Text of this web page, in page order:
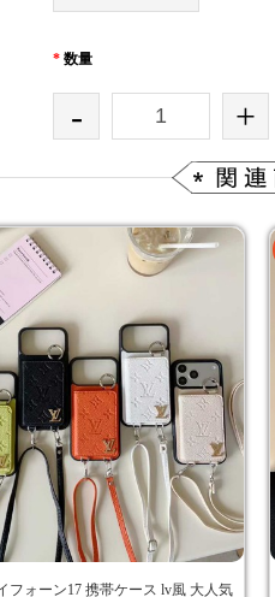
* 数量
- +
フォーン17 携帯ケース lv風 大人気